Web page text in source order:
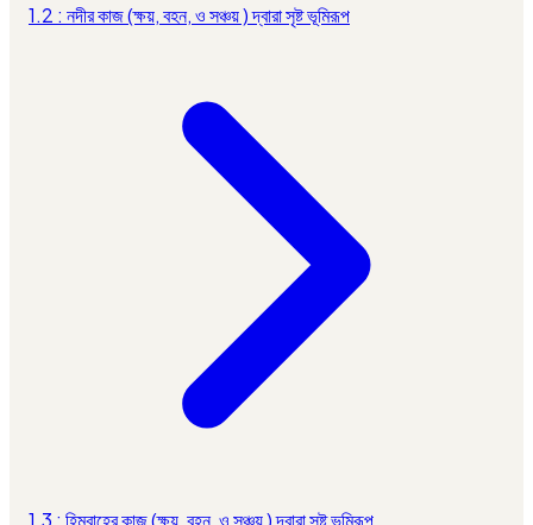
1.2 : নদীর কাজ (ক্ষয়, বহন, ও সঞ্চয় ) দ্বারা সৃষ্ট ভূমিরূপ
1.3 : হিমবাহের কাজ (ক্ষয়, বহন, ও সঞ্চয় ) দ্বারা সৃষ্ট ভূমিরূপ